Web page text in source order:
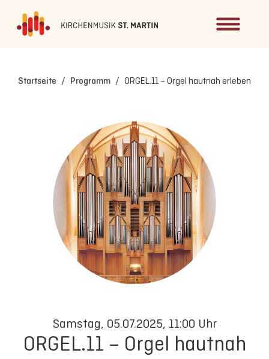
Startseite / Programm / ORGEL.11 – Orgel hautnah erleben
Samstag, 05.07.2025, 11:00 Uhr
ORGEL.11 – Orgel hautnah